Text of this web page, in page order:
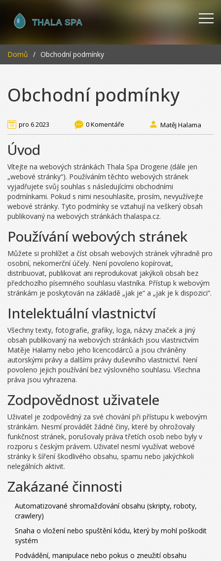
Domů Obchodní podmínky
Obchodní podmínky
pro 6 2023 0 Komentáře Matěj Halama
Úvod
Vítejte na webových stránkách Thala Spa Drogerie (dále jen
„webové stránky“). Používáním těchto webových stránek
vyjadřujete svůj souhlas s následujícími obchodními
podmínkami. Pokud s nimi nesouhlasíte, prosím, nevyužívejte
webové stránky. Tyto podmínky se vztahují na veškerý obsah
publikovaný na webových stránkách thalaspa.cz.
Používání webových stránek
Můžete si prohlížet a číst obsah webových stránek výhradně pro
osobní, nekomerční účely. Není povoleno kopírovat,
distribuovat, publikovat ani reprodukovat jakýkoli obsah bez
předchozího písemného souhlasu vlastníka. Přístup k webovým
stránkám je poskytován na základě „jak je“ a „jak je k dispozici“.
Intelektuální vlastnictví
Všechny texty, fotografie, grafiky, loga, názvy značek a jiný
obsah publikovaný na webových stránkách jsou vlastnictvím
Matěje Halamy nebo jeho licencodárců a jsou chráněny
autorskými právy a dalšími právy duševního vlastnictví. Není
povoleno jejich používání bez výslovného souhlasu. Všechna
práva jsou vyhrazena.
Zodpovědnost uživatele
Uživatel je zodpovědný za své chování při přístupu k webovým
stránkám. Nesmí provádět žádné činy, které by ohrožovaly
funkčnost stránek, porušovaly práva třetích osob nebo byly v
rozporu s českým právem. Uživatel nesmí využívat webové
stránky k šíření škodlivého obsahu, spamu nebo jakýchkoli
nelegálních aktivit.
Zakázané činnosti
Automatizované shromažďování obsahu (skripty, roboty,
crawlery)
Snaha o vložení nebo spuštění kódu, který by mohl poškodit
systém
Podvádění, manipulace nebo pokus o zneužití obsahu